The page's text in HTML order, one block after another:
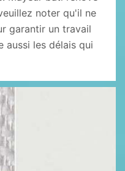
noter qu'il ne
garantir un travail
aussi les délais qui